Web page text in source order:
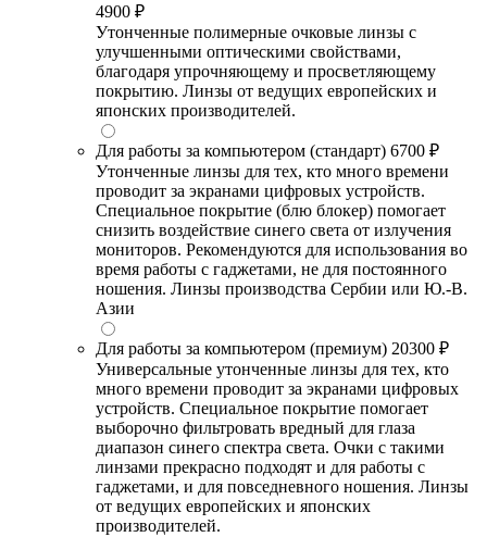
4900 ₽
Утонченные полимерные очковые линзы с
улучшенными оптическими свойствами,
благодаря упрочняющему и просветляющему
покрытию. Линзы от ведущих европейских и
японских производителей.
Для работы за компьютером (стандарт) 6700 ₽
Утонченные линзы для тех, кто много времени
проводит за экранами цифровых устройств.
Специальное покрытие (блю блокер) помогает
снизить воздействие синего света от излучения
мониторов. Рекомендуются для использования во
время работы с гаджетами, не для постоянного
ношения. Линзы производства Сербии или Ю.-В.
Азии
Для работы за компьютером (премиум) 20300 ₽
Универсальные утонченные линзы для тех, кто
много времени проводит за экранами цифровых
устройств. Специальное покрытие помогает
выборочно фильтровать вредный для глаза
диапазон синего спектра света. Очки с такими
линзами прекрасно подходят и для работы с
гаджетами, и для повседневного ношения. Линзы
от ведущих европейских и японских
производителей.